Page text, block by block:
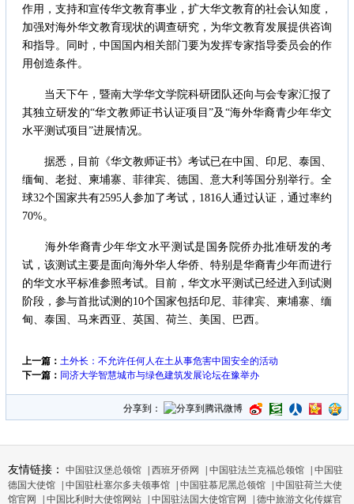
作用，支持和宣传华文教育事业，扩大华文教育的社会认知度，
加强对海外华文教育现状的调查研究，为华文教育发展提供咨询
和指导。同时，中国国内相关部门要为发挥专家指导委员会的作
用创造条件。
当天下午，暨南大学华文学院科研团队还向与会专家汇报了
其独立研发的“华文教师证书认证项目”及“海外华裔青少年华文
水平测试项目”进展情况。
据悉，目前《华文教师证书》考试已在中国、印尼、泰国、
缅甸、老挝、柬埔寨、菲律宾、德国、意大利等国分别举行。全
球32个国家共有2595人参加了考试，1816人通过认证，通过率约
70%。
海外华裔青少年华文水平测试是国务院侨办批准研发的考
试，该测试主要是面向海外华人华侨、特别是华裔青少年而进行
的华文水平标准参照考试。目前，华文水平测试已经进入到试测
阶段，参与首批试测的10个国家包括印尼、菲律宾、柬埔寨、缅
甸、泰国、马来西亚、英国、荷兰、美国、巴西。
上一篇： 土外长：不允许任何人在土从事危害中国安全的活动
下一篇： 同济大学智慧城市与绿色建筑发展论坛在豫举办
分享到：
友情链接： 中国驻汉堡总领馆 西班牙侨网 中国驻法兰克福总领馆
中国驻
德国大使馆
中国驻杜塞尔多夫领事馆 中国驻慕尼黑总领馆
中国驻荷兰大使
馆官网
中国比利时大使馆网站 中国驻法国大使馆官网 德中旅游文化传媒官